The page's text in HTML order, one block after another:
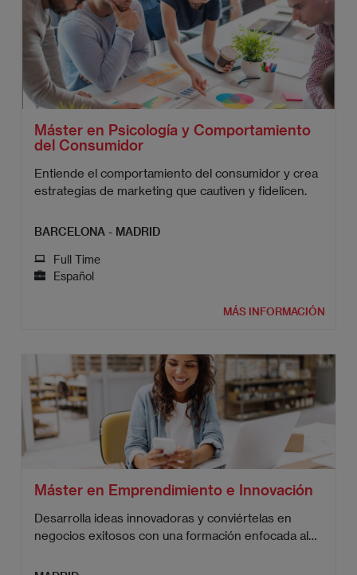
Máster en Psicología y Comportamiento
del Consumidor
Entiende el comportamiento del consumidor y crea
estrategias de marketing que cautiven y fidelicen.
BARCELONA - MADRID
Full Time
Español
MÁS INFORMACIÓN
Máster en Emprendimiento e Innovación
Desarrolla ideas innovadoras y conviértelas en
negocios exitosos con una formación enfocada al